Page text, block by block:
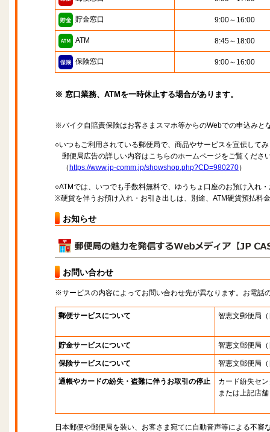
貯金窓口 9:00～16:00
ATM 8:45～18:00
保険窓口 9:00～16:00
※ 窓口業務、ATMを一時休止する場合があります。
※バイク自賠責保険はお客さまスマホ等からのWebでの申込みと
○いつもご利用されている郵便局で、商品やサービスを宣伝して
郵便局広告の詳しい内容はこちらのホームページをご覧くださ
（ https://www.jp-comm.jp/showshop.php?CD=980270）
○ATMでは、いつでも手数料無料で、ゆうちょ口座のお預け入れ
※硬貨を伴うお預け入れ・お引き出しは、別途、ATM硬貨預払料
お知らせ
お問い合わせ
※サービスの内容によってお問い合わせ先が異なります。お電話
郵便サービスについて 智恵文郵便局
貯金サービスについて 智恵文郵便局
保険サービスについて 智恵文郵便局
通帳やカードの紛失・盗難に伴うお取引の停止
カード紛失セ
または上記店舗
日本郵便や郵便局を装い、お客さま宛てに自動音声等による不審